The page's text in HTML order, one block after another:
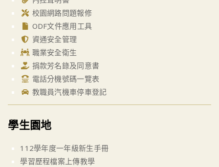
校園網路問題報修
ODF文件應用工具
資通安全管理
職業安全衛生
捐款芳名錄及同意書
電話分機號碼一覽表
教職員汽機車停車登記
學生園地
112學年度一年級新生手冊
學習歷程檔案上傳教學